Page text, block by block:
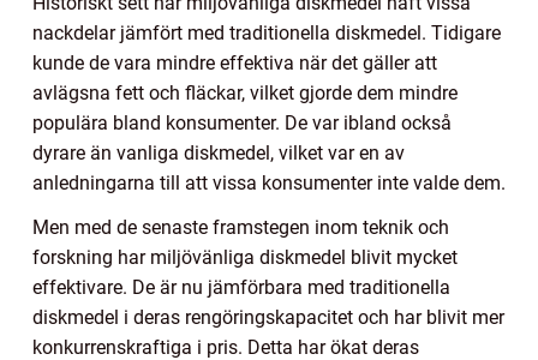
nackdelar jämfört med traditionella diskmedel. Tidigare
kunde de vara mindre effektiva när det gäller att
avlägsna fett och fläckar, vilket gjorde dem mindre
populära bland konsumenter. De var ibland också
dyrare än vanliga diskmedel, vilket var en av
anledningarna till att vissa konsumenter inte valde dem.
Men med de senaste framstegen inom teknik och
forskning har miljövänliga diskmedel blivit mycket
effektivare. De är nu jämförbara med traditionella
diskmedel i deras rengöringskapacitet och har blivit mer
konkurrenskraftiga i pris. Detta har ökat deras